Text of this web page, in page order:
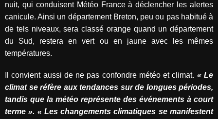
nuit, qui conduisent Météo France à déclencher les alertes
canicule. Ainsi un département Breton, peu ou pas habitué à
de tels niveaux, sera classé orange quand un département
du Sud, restera en vert ou en jaune avec les mêmes
températures.
Il convient aussi de ne pas confondre météo et climat. « Le
climat se réfère aux tendances sur de longues périodes,
tandis que la météo représente des événements à court
terme ». « Les changements climatiques se manifestent